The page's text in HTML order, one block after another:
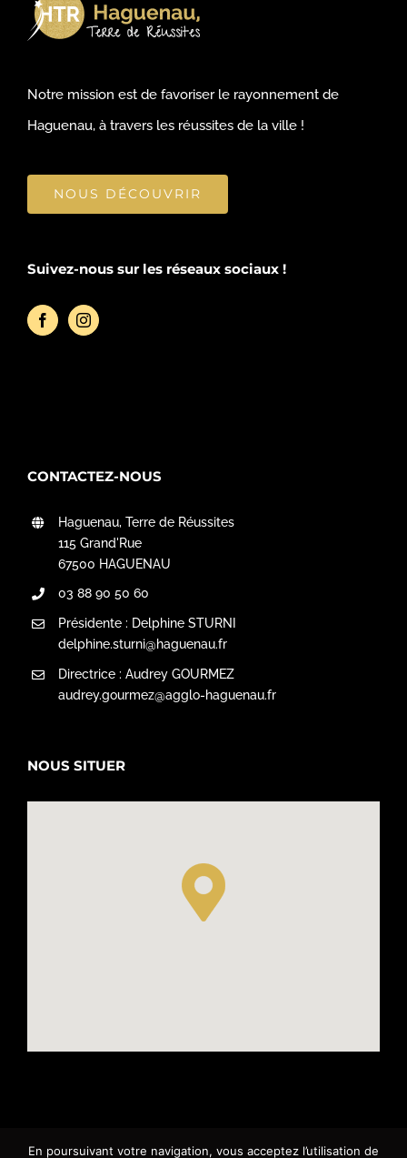
Notre mission est de favoriser le rayonnement de
Haguenau, à travers les réussites de la ville !
NOUS DÉCOUVRIR
Suivez-nous sur les réseaux sociaux !
CONTACTEZ-NOUS
Haguenau, Terre de Réussites
115 Grand'Rue
67500 HAGUENAU
03 88 90 50 60
Présidente : Delphine STURNI
delphine.sturni@haguenau.fr
Directrice : Audrey GOURMEZ
audrey.gourmez@agglo-haguenau.fr
NOUS SITUER
En poursuivant votre navigation, vous acceptez l’utilisation de